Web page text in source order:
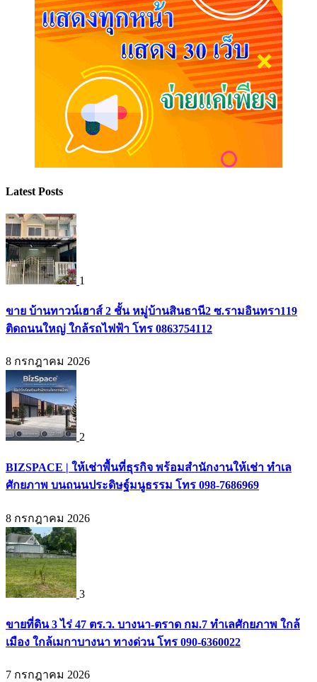
Latest Posts
1
ขาย บ้านทาวน์เฮาส์ 2 ชั้น หมู่บ้านสินธานี2 ซ.รามอินทรา119
ติดถนนใหญ่ ใกล้รถไฟฟ้า โทร 0863754112
8 กรกฎาคม 2026
2
BIZSPACE | ให้เช่าพื้นที่ธุรกิจ พร้อมสำนักงานให้เช่า ทำเล
ศักยภาพ บนถนนประดิษฐ์มนูธรรม โทร 098-7686969
8 กรกฎาคม 2026
3
ขายที่ดิน 3 ไร่ 47 ตร.ว. บางนา-ตราด กม.7 ทำเลศักยภาพ ใกล้
เมือง ใกล้เมกาบางนา ทางด่วน โทร 090-6360022
7 กรกฎาคม 2026